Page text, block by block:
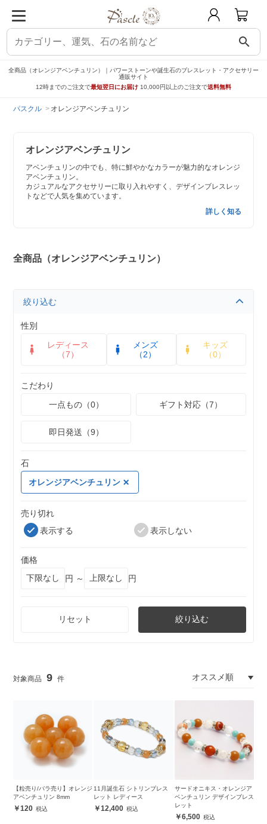
search
全商品（オレンジアベンチュリン）｜パワーストーンや誕生石のブレスレット・アクセサリー
通販サイト
12時までのご注文で最短翌日にお届け 10,000円以上のご注文で送料無料
パスクル オレンジアベンチュリン
オレンジアベンチュリン
アベンチュリンの中でも、特に鮮やかなカラーが魅力的なオレンジ
アベンチュリン。
カジュアルなアクセサリーに取り入れやすく、デザインブレスレッ
トなどで人気を集めています。
詳しく知る
全商品（オレンジアベンチュリン）
絞り込む
性別
レディース
（7）
メンズ
（2）
キッズ
（0）
こだわり
一点もの（0）
ギフト対応（7）
即日発送（9）
石
オレンジアベンチュリン
売り切れ
表示する
表示しない
価格
円 ～
円
リセット 絞り込む
9
【粒売り/バラ売り】オレンジ
アベンチュリン 8mm
120
11月誕生石 シトリンブレス
レット レディース
12,400
サードオニキス・オレンジア
ベンチュリン デザインブレス
レット
6,500